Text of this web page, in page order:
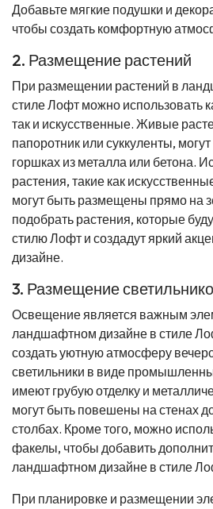
Добавьте мягкие подушки и
чтобы создать комфортную
2. Размещение растений
При размещении растений в
стиле Лофт можно использовать
так и искусственные. Живые
папоротник или суккуленты,
горшках из металла или бетона.
растения, такие как
могут быть размещены прямо на
подобрать растения, которые
стилю Лофт и создадут яркий
дизайне.
3. Размещение
Освещение является важным
ландшафтном дизайне в стиле
создать уютную атмосферу
светильники в виде
имеют грубую отделку и
могут быть повешены на стенах
столбах. Кроме того, можно
факелы, чтобы добавить
ландшафтном дизайне в стиле
При планировке и размещении